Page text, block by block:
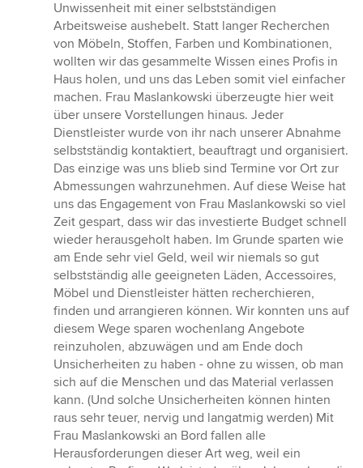
Unwissenheit mit einer selbstständigen
Arbeitsweise aushebelt. Statt langer Recherchen
von Möbeln, Stoffen, Farben und Kombinationen,
wollten wir das gesammelte Wissen eines Profis in
Haus holen, und uns das Leben somit viel einfacher
machen. Frau Maslankowski überzeugte hier weit
über unsere Vorstellungen hinaus. Jeder
Dienstleister wurde von ihr nach unserer Abnahme
selbstständig kontaktiert, beauftragt und organisiert.
Das einzige was uns blieb sind Termine vor Ort zur
Abmessungen wahrzunehmen. Auf diese Weise hat
uns das Engagement von Frau Maslankowski so viel
Zeit gespart, dass wir das investierte Budget schnell
wieder herausgeholt haben. Im Grunde sparten wie
am Ende sehr viel Geld, weil wir niemals so gut
selbstständig alle geeigneten Läden, Accessoires,
Möbel und Dienstleister hätten recherchieren,
finden und arrangieren können. Wir konnten uns auf
diesem Wege sparen wochenlang Angebote
reinzuholen, abzuwägen und am Ende doch
Unsicherheiten zu haben - ohne zu wissen, ob man
sich auf die Menschen und das Material verlassen
kann. (Und solche Unsicherheiten können hinten
raus sehr teuer, nervig und langatmig werden) Mit
Frau Maslankowski an Bord fallen alle
Herausforderungen dieser Art weg, weil ein